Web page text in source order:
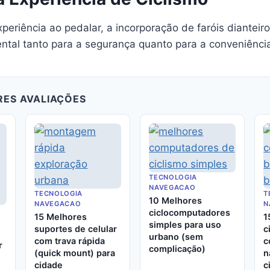
ao pedalar, a incorporação de faróis
tanto para a segurança quanto para a
AVALIAÇÕES
TECNOLOGIA
NAVEGACAO
15 Melhores
suportes de celular
com trava rápida
(quick mount) para
cidade
TECNOLOGIA
NAVEGACAO
10 Melhores
ciclocomputadores
simples para uso
urbano (sem
complicação)